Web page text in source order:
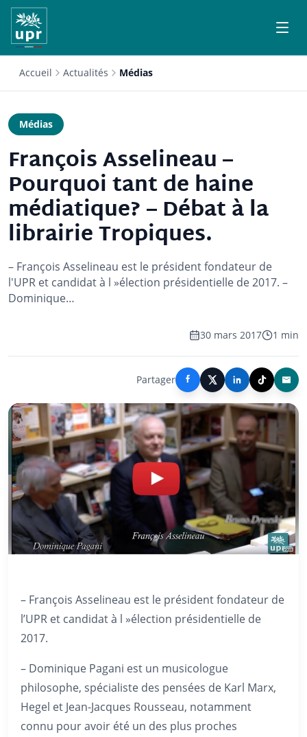
Accueil Actualités Médias
Médias
François Asselineau –
Pourquoi tant de haine
médiatique? – Débat à la
librairie Tropiques.
– François Asselineau est le président fondateur de
l'UPR et candidat à l »élection présidentielle de 2017. –
Dominique…
30 mars 2017 1 min
Partager
– François Asselineau est le président fondateur de
l’UPR et candidat à l »élection présidentielle de
2017.
– Dominique Pagani est un musicologue
philosophe, spécialiste des pensées de Karl Marx,
Hegel et Jean-Jacques Rousseau, notamment
connu pour avoir été un des plus proches